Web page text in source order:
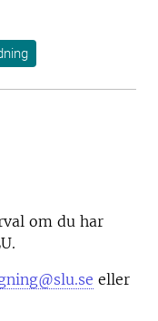
om du har
eller